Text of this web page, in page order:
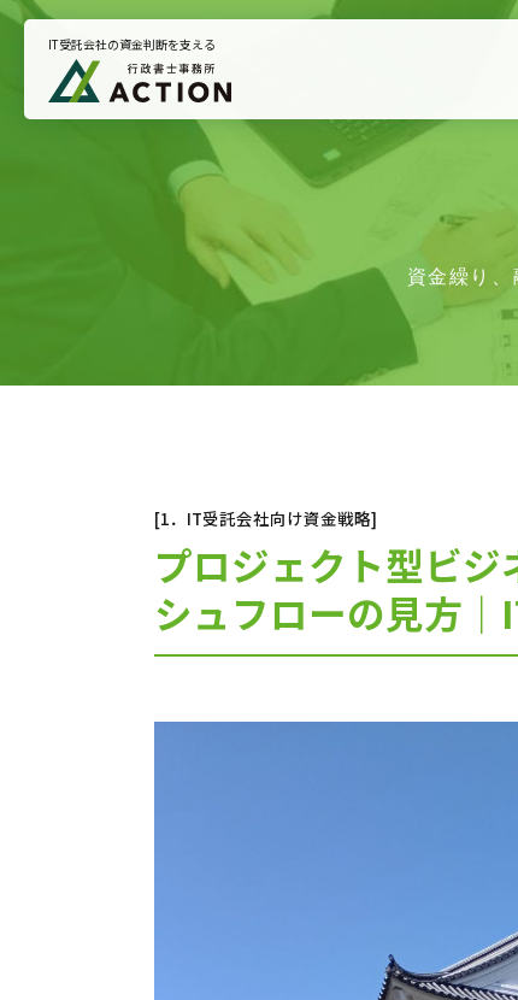
IT受託会社の資金判断を支える
資金繰り
[1．IT受託会社向け資金戦略]
プロジェクト型ビ
シュフローの見方
トップページ
悩みから支援を探す
お知らせ
プライバシーポリシー